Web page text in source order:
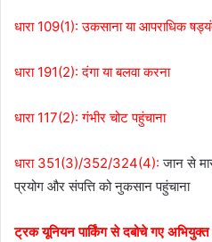
धारा 109(1): उकसाना या आपराधिक
धारा 191(2): दंगा या बलवा करना
धारा 117(2): गंभीर चोट पहुंचाना
धारा 351(3)/352/324(4): जान से
प्रयोग और संपत्ति को नुकसान पहुंचाना
ट्रक यूनियन पार्किंग से दबोचे गए अभियुक्त